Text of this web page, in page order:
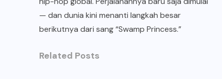
— dan dunia kini menanti langkah besar
berikutnya dari sang “Swamp Princess.”
Related Posts